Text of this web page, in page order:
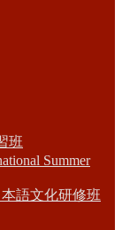
班
Summer
語文化研修班